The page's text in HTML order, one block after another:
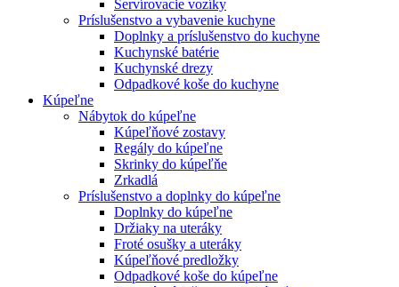
Servírovacie vozíky
Príslušenstvo a vybavenie kuchyne
Doplnky a príslušenstvo do kuchyne
Kuchynské batérie
Kuchynské drezy
Odpadkové koše do kuchyne
Kúpeľne
Nábytok do kúpeľne
Kúpeľňové zostavy
Regály do kúpeľne
Skrinky do kúpeľňe
Zrkadlá
Príslušenstvo a doplnky do kúpeľne
Doplnky do kúpeľne
Držiaky na uteráky
Froté osušky a uteráky
Kúpeľňové predložky
Odpadkové koše do kúpeľne